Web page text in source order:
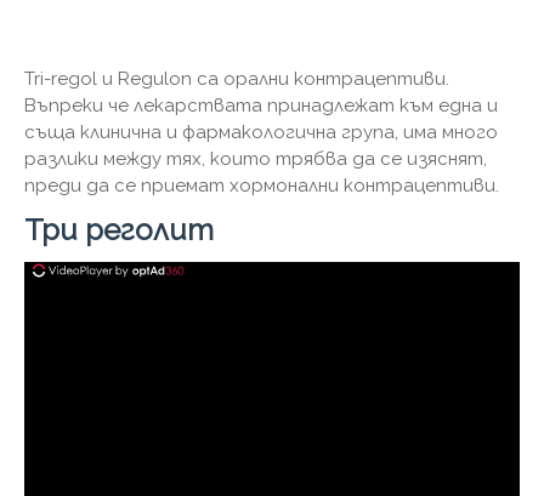
Tri-regol и Regulon са орални контрацептиви.
Въпреки че лекарствата принадлежат към една и
съща клинична и фармакологична група, има много
разлики между тях, които трябва да се изяснят,
преди да се приемат хормонални контрацептиви.
Три реголит